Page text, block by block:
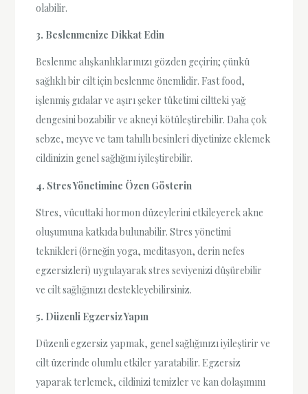
olabilir.
3. Beslenmenize Dikkat Edin
Beslenme alışkanlıklarınızı gözden geçirin; çünkü
sağlıklı bir cilt için beslenme önemlidir. Fast food,
işlenmiş gıdalar ve aşırı şeker tüketimi ciltteki yağ
dengesini bozabilir ve akneyi kötüleştirebilir. Daha çok
sebze, meyve ve tam tahıllı besinleri diyetinize eklemek
cildinizin genel sağlığını iyileştirebilir.
4. Stres Yönetimine Özen Gösterin
Stres, vücuttaki hormon düzeylerini etkileyerek akne
oluşumuna katkıda bulunabilir. Stres yönetimi
teknikleri (örneğin yoga, meditasyon, derin nefes
egzersizleri) uygulayarak stres seviyenizi düşürebilir
ve cilt sağlığınızı destekleyebilirsiniz.
5. Düzenli Egzersiz Yapın
Düzenli egzersiz yapmak, genel sağlığınızı iyileştirir ve
cilt üzerinde olumlu etkiler yaratabilir. Egzersiz
yaparak terlemek, cildinizi temizler ve kan dolaşımını